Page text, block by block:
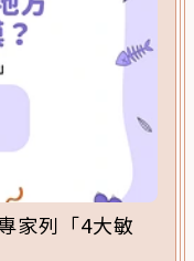
家列「4大敏